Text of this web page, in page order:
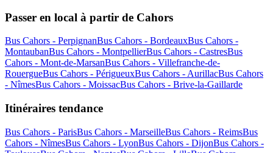
Passer en local à partir de Cahors
Bus Cahors - PerpignanBus Cahors - BordeauxBus Cahors -
MontaubanBus Cahors - MontpellierBus Cahors - CastresBus
Cahors - Mont-de-MarsanBus Cahors - Villefranche-de-
RouergueBus Cahors - PérigueuxBus Cahors - AurillacBus Cahors
- NîmesBus Cahors - MoissacBus Cahors - Brive-la-Gaillarde
Itinéraires tendance
Bus Cahors - ParisBus Cahors - MarseilleBus Cahors - ReimsBus
Cahors - NîmesBus Cahors - LyonBus Cahors - DijonBus Cahors -